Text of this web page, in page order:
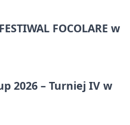
FOCOLARE w
2026 – Turniej IV w